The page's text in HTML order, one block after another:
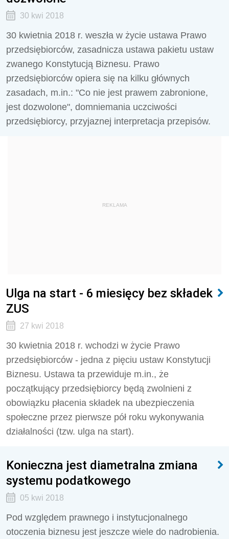
30 kwi 2018
30 kwietnia 2018 r. weszła w życie ustawa Prawo
przedsiębiorców, zasadnicza ustawa pakietu ustaw
zwanego Konstytucją Biznesu. Prawo
przedsiębiorców opiera się na kilku głównych
zasadach, m.in.: "Co nie jest prawem zabronione,
jest dozwolone", domniemania uczciwości
przedsiębiorcy, przyjaznej interpretacja przepisów.
REKLAMA
Ulga na start - 6 miesięcy bez składek
ZUS
27 kwi 2018
30 kwietnia 2018 r. wchodzi w życie Prawo
przedsiębiorców - jedna z pięciu ustaw Konstytucji
Biznesu. Ustawa ta przewiduje m.in., że
początkujący przedsiębiorcy będą zwolnieni z
obowiązku płacenia składek na ubezpieczenia
społeczne przez pierwsze pół roku wykonywania
działalności (tzw. ulga na start).
Konieczna jest diametralna zmiana
systemu podatkowego
05 kwi 2018
Pod względem prawnego i instytucjonalnego
otoczenia biznesu jest jeszcze wiele do nadrobienia.